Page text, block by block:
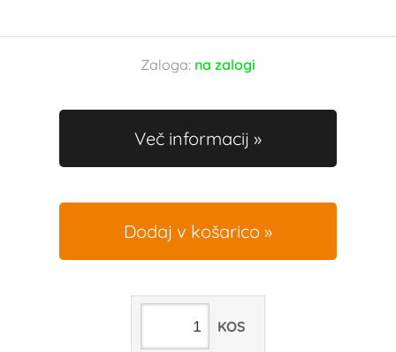
Zaloga: na zalogi
Več informacij
Dodaj v košarico
KOS